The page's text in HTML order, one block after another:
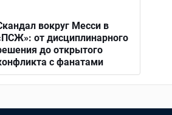
вокруг Месси в
от дисциплинарного
до открытого
с фанатами